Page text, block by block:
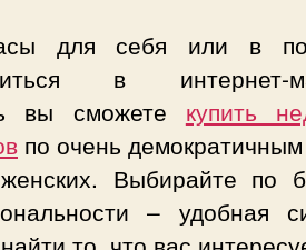
для себя или в
в интернет-
вы сможете купить
по очень
Выбирайте по
– удобная